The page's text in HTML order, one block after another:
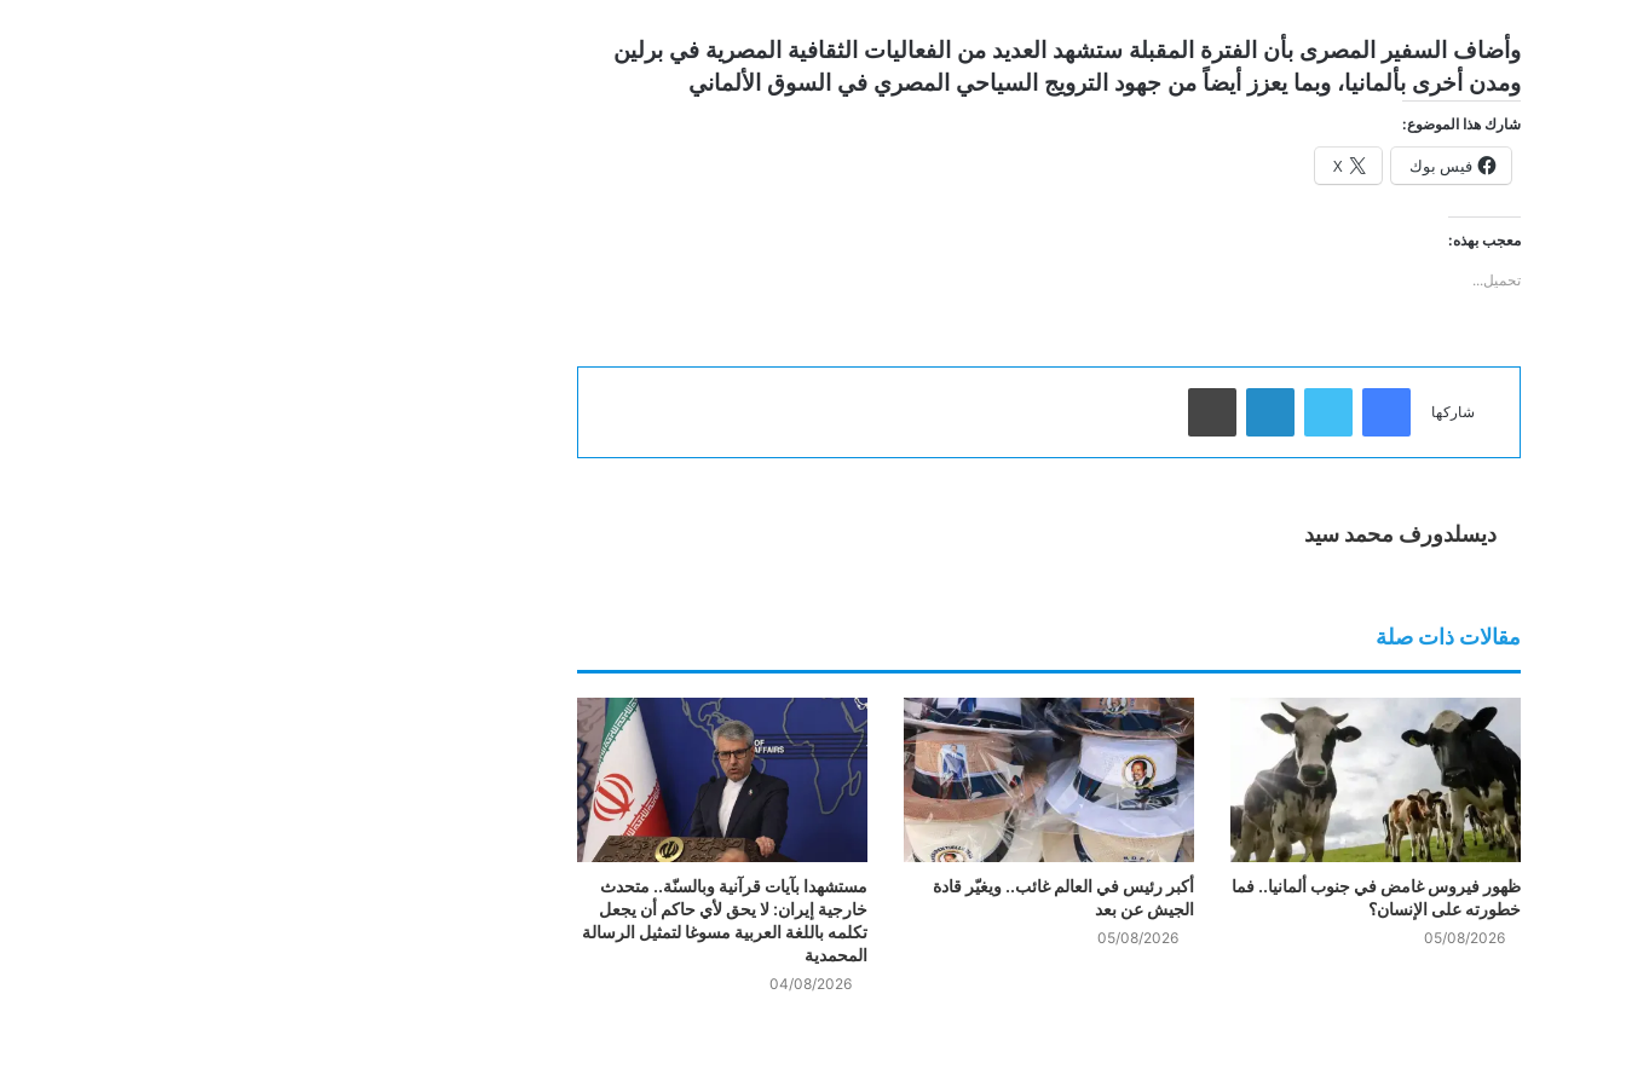
وأضاف السفير المصرى بأن الفترة المقبلة ستشهد العديد من الفعاليات الثقافية المصرية في برلين
ومدن أخرى بألمانيا، وبما يعزز أيضاً من جهود الترويج السياحي المصري في السوق الألماني
شارك هذا الموضوع:
فيس بوك X
معجب بهذه:
تحميل...
شاركها
فيسبوك لينكدإن
ديسلدورف محمد سيد
مقالات ذات صلة
ظهور فيروس غامض في جنوب ألمانيا.. فما
خطورته على الإنسان؟
05/08/2026
أكبر رئيس في العالم غائب.. ويغيّر قادة
الجيش عن بعد
05/08/2026
مستشهدا بآيات قرآنية وبالسنّة.. متحدث
خارجية إيران: لا يحق لأي حاكم أن يجعل
تكلمه باللغة العربية مسوغا لتمثيل الرسالة
المحمدية
04/08/2026